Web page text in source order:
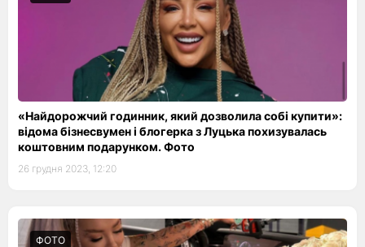
«Найдорожчий годинник, який дозволила собі купити»:
відома бізнесвумен і блогерка з Луцька похизувалась
коштовним подарунком. Фото
26 грудня 2023, 12:20
ФОТО